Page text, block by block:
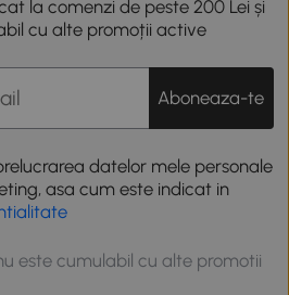
la comenzi de peste 200 Lei și
cu alte promoții active
Aboneaza-te
datelor mele personale
asa cum este indicat in
este cumulabil cu alte promotii